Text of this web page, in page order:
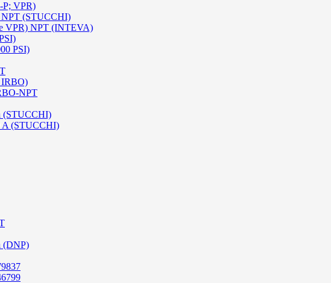
P; VPR)
NPT (STUCCHI)
VPR) NPT (INTEVA)
PSI)
IRBO)
NPT
(STUCCHI)
A (STUCCHI)
(DNP)